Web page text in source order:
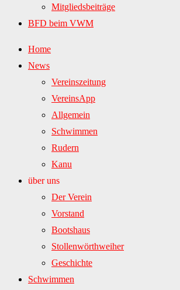
Mitgliedsbeiträge
BFD beim VWM
Home
News
Vereinszeitung
VereinsApp
Allgemein
Schwimmen
Rudern
Kanu
über uns
Der Verein
Vorstand
Bootshaus
Stollenwörthweiher
Geschichte
Schwimmen